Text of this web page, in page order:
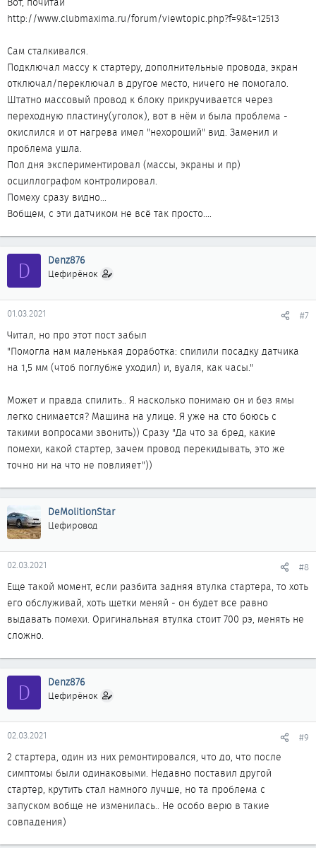
http://www.clubmaxima.ru/forum/viewtopic.php?f=9&t=12513
Сам сталкивался.
Подключал массу к стартеру, дополнительные провода, экран
отключал/переключал в другое место, ничего не помогало.
Штатно массовый провод к блоку прикручивается через
переходную пластину(уголок), вот в нём и была проблема -
окислился и от нагрева имел "нехороший" вид. Заменил и
проблема ушла.
Пол дня экспериментировал (массы, экраны и пр)
осциллографом контролировал.
Помеху сразу видно...
Вобщем, с эти датчиком не всё так просто....
D Denz876
Цефирёнок
01.03.2021 #7
Читал, но про этот пост забыл
"Помогла нам маленькая доработка: спилили посадку датчика
на 1,5 мм (чтоб поглубже уходил) и, вуаля, как часы."
Может и правда спилить.. Я насколько понимаю он и без ямы
легко снимается? Машина на улице. Я уже на сто боюсь с
такими вопросами звонить)) Сразу "Да что за бред, какие
помехи, какой стартер, зачем провод перекидывать, это же
точно ни на что не повлияет"))
DeMolitionStar
Цефировод
02.03.2021 #8
Еще такой момент, если разбита задняя втулка стартера, то хоть
его обслуживай, хоть щетки меняй - он будет все равно
выдавать помехи. Оригинальная втулка стоит 700 рэ, менять не
сложно.
D Denz876
Цефирёнок
02.03.2021 #9
2 стартера, один из них ремонтировался, что до, что после
симптомы были одинаковыми. Недавно поставил другой
стартер, крутить стал намного лучше, но та проблема с
запуском вобще не изменилась.. Не особо верю в такие
совпадения)